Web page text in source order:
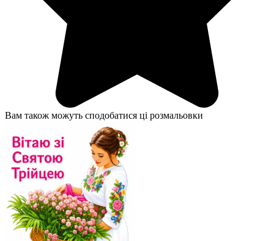
Вам також можуть сподобатися ці розмальовки